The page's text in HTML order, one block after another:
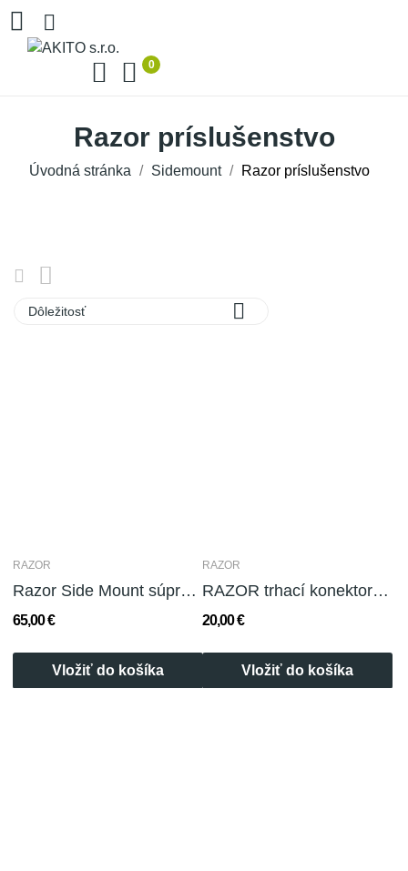
0
Razor príslušenstvo
Úvodná stránka Sidemount Razor príslušenstvo
Dôležitosť 
RAZOR
Razor Side Mount súprava na fľašu (80 cuf)
65,00 €
Vložiť do košíka
RAZOR
RAZOR trhací konektor + RAZOR Bolt Snap
20,00 €
Vložiť do košíka